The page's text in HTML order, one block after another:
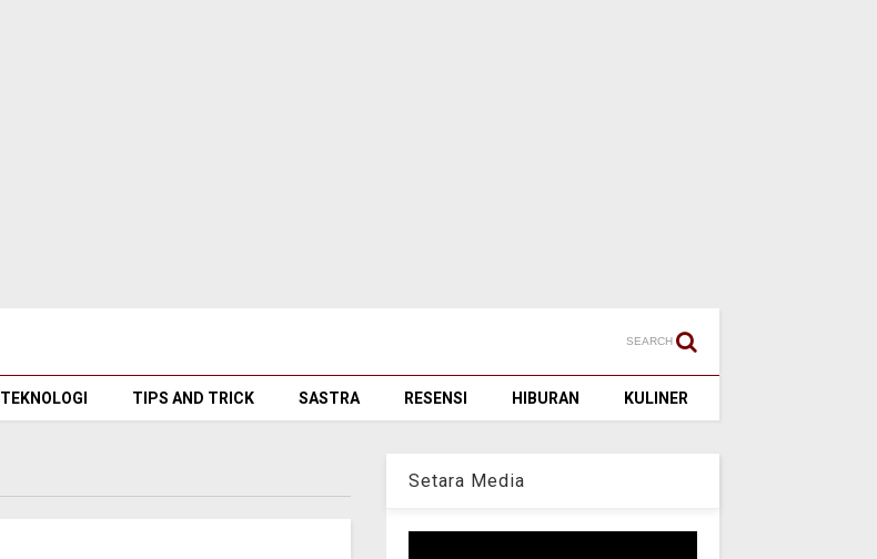
SEARCH
TEKNOLOGI TIPS AND TRICK SASTRA RESENSI HIBURAN KULINER
Setara Media